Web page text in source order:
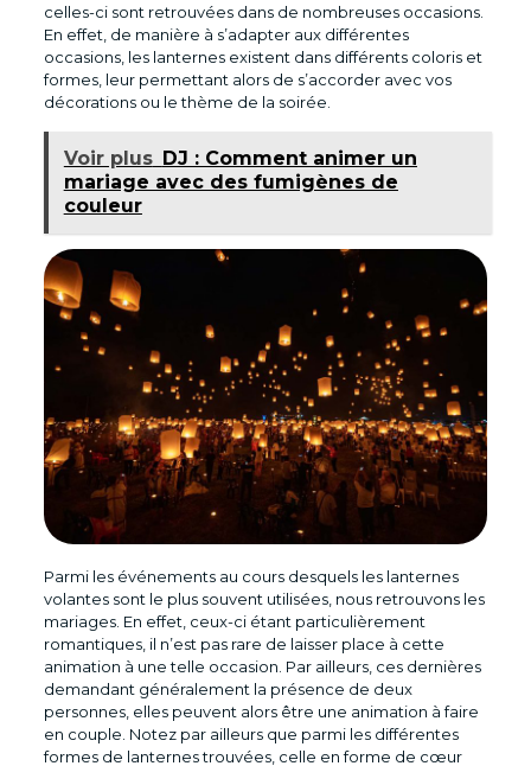
celles-ci sont retrouvées dans de nombreuses occasions.
En effet, de manière à s’adapter aux différentes
occasions, les lanternes existent dans différents coloris et
formes, leur permettant alors de s’accorder avec vos
décorations ou le thème de la soirée.
Voir plus DJ : Comment animer un
mariage avec des fumigènes de
couleur
Parmi les événements au cours desquels les lanternes
volantes sont le plus souvent utilisées, nous retrouvons les
mariages. En effet, ceux-ci étant particulièrement
romantiques, il n’est pas rare de laisser place à cette
animation à une telle occasion. Par ailleurs, ces dernières
demandant généralement la présence de deux
personnes, elles peuvent alors être une animation à faire
en couple. Notez par ailleurs que parmi les différentes
formes de lanternes trouvées, celle en forme de cœur